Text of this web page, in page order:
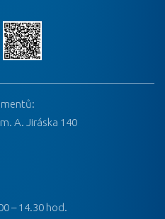
A. Jiráska 140
– 14.30 hod.